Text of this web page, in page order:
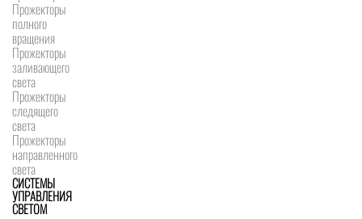
Прожекторы
полного
вращения
Прожекторы
заливающего
света
Прожекторы
следящего
света
Прожекторы
направленного
света
СИСТЕМЫ
УПРАВЛЕНИЯ
СВЕТОМ